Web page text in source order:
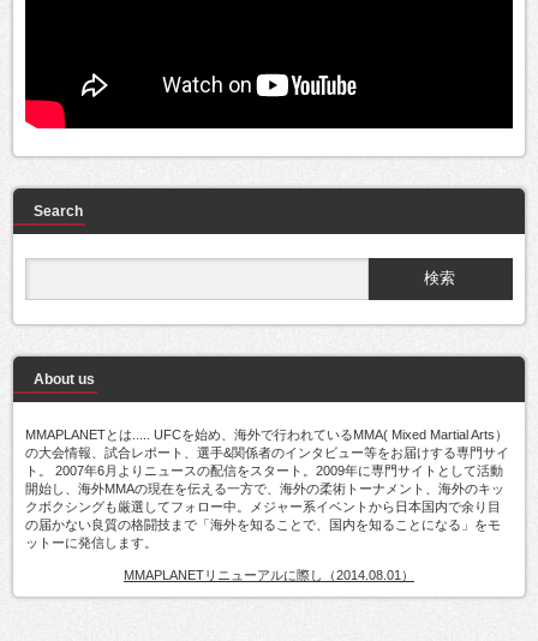
Search
About us
MMAPLANETとは..... UFCを始め、海外で行われているMMA( Mixed Martial Arts）
の大会情報、試合レポート、選手&関係者のインタビュー等をお届けする専門サイ
ト。 2007年6月よりニュースの配信をスタート。2009年に専門サイトとして活動
開始し、海外MMAの現在を伝える一方で、海外の柔術トーナメント、海外のキッ
クボクシングも厳選してフォロー中。メジャー系イベントから日本国内で余り目
の届かない良質の格闘技まで「海外を知ることで、国内を知ることになる」をモ
ットーに発信します。
MMAPLANETリニューアルに際し（2014.08.01）